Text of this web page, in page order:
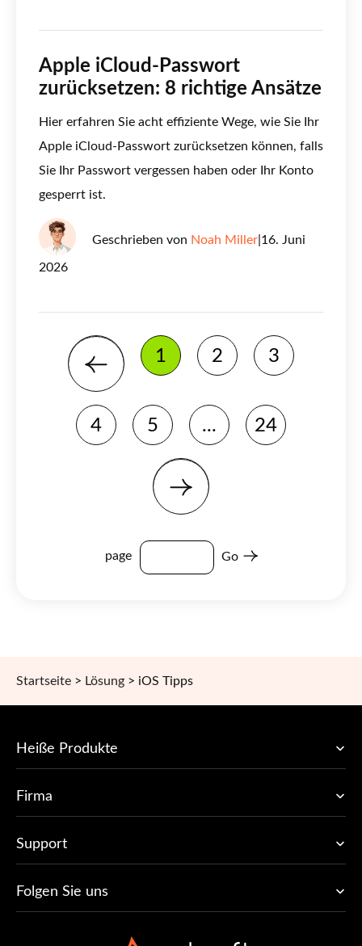
Apple iCloud-Passwort
zurücksetzen: 8 richtige Ansätze
Hier erfahren Sie acht effiziente Wege, wie Sie Ihr
Apple iCloud-Passwort zurücksetzen können, falls
Sie Ihr Passwort vergessen haben oder Ihr Konto
gesperrt ist.
Geschrieben von Noah Miller 16. Juni
2026
1 2 3
4 5 ... 24
page Go
Startseite > Lösung > iOS Tipps
Heiße Produkte
Firma
Support
Folgen Sie uns